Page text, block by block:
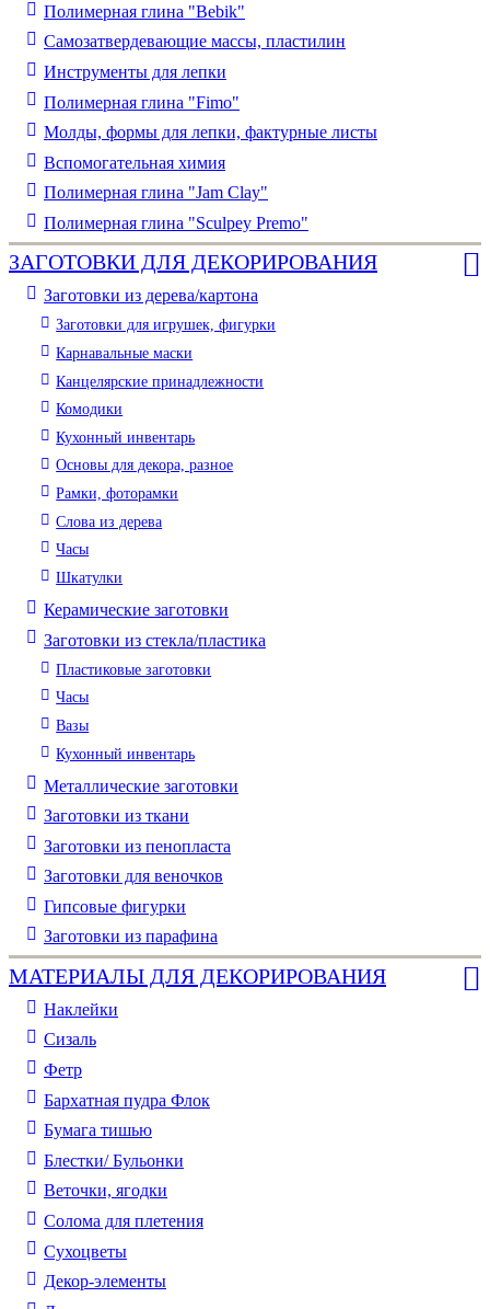
Полимерная глина "Bebik"
Самозатвердевающие массы, пластилин
Инструменты для лепки
Полимерная глина "Fimo"
Молды, формы для лепки, фактурные листы
Вспомогательная химия
Полимерная глина "Jam Clay"
Полимерная глина "Sculpey Premo"
ЗАГОТОВКИ ДЛЯ ДЕКОРИРОВАНИЯ
Заготовки из дерева/картона
Заготовки для игрушек, фигурки
Карнавальные маски
Канцелярские принадлежности
Комодики
Кухонный инвентарь
Основы для декора, разное
Рамки, фоторамки
Слова из дерева
Часы
Шкатулки
Керамические заготовки
Заготовки из стекла/пластика
Пластиковые заготовки
Часы
Вазы
Кухонный инвентарь
Металлические заготовки
Заготовки из ткани
Заготовки из пенопласта
Заготовки для веночков
Гипсовые фигурки
Заготовки из парафина
МАТЕРИАЛЫ ДЛЯ ДЕКОРИРОВАНИЯ
Наклейки
Сизаль
Фетр
Бархатная пудра Флок
Бумага тишью
Блестки/ Бульонки
Веточки, ягодки
Солома для плетения
Cухоцветы
Декор-элементы